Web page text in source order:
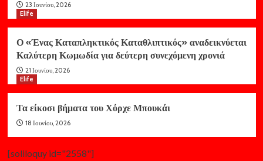
23 Ιουνίου, 2026
Elife
Ο «Ένας Καταπληκτικός Καταθλιπτικός» αναδεικνύεται
Καλύτερη Κωμωδία για δεύτερη συνεχόμενη χρονιά
21 Ιουνίου, 2026
Elife
Τα είκοσι βήματα του Χόρχε Μπουκάι
18 Ιουνίου, 2026
[soliloquy id="2558"]